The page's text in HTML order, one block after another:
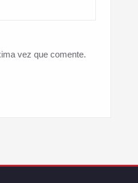
vez que comente.